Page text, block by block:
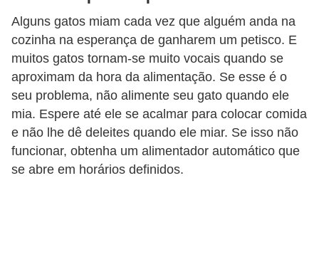
Alguns gatos miam cada vez que alguém anda na
cozinha na esperança de ganharem um petisco. E
muitos gatos tornam-se muito vocais quando se
aproximam da hora da alimentação. Se esse é o
seu problema, não alimente seu gato quando ele
mia. Espere até ele se acalmar para colocar comida
e não lhe dê deleites quando ele miar. Se isso não
funcionar, obtenha um alimentador automático que
se abre em horários definidos.
o
s
A
v
e
s
o